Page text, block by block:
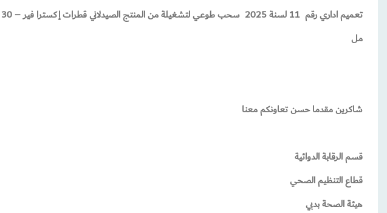
تعميم اداري رقم 11 لسنة
2025 سحب طوعي لتشغيلة من المنتج الصيدلاني قطرات إكسترا فير – 30
مل
شاكرين مقدما حسن تعاونكم معنا
قسم الرقابة الدوائية
قطاع التنظيم الصحي
هيئة الصحة بدبي